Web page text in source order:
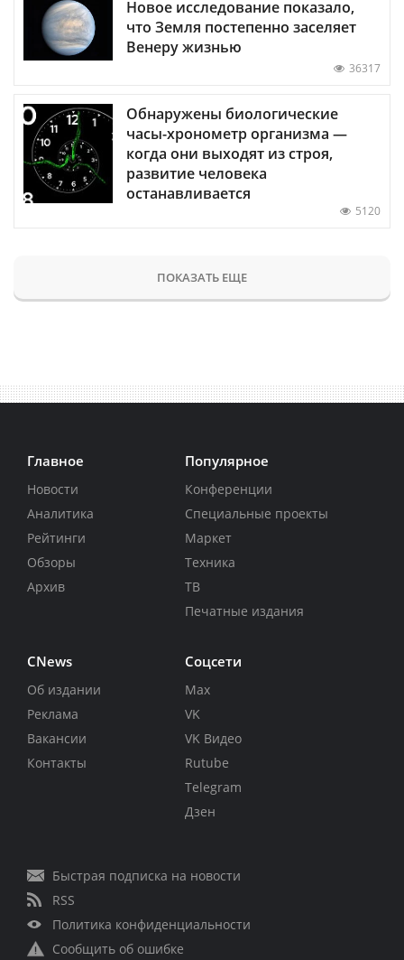
Новое исследование показало,
что Земля постепенно заселяет
Венеру жизнью
36317
Обнаружены биологические
часы-хронометр организма —
когда они выходят из строя,
развитие человека
останавливается
5120
ПОКАЗАТЬ ЕЩЕ
Главное
Новости
Аналитика
Рейтинги
Обзоры
Архив
Популярное
Конференции
Специальные проекты
Маркет
Техника
ТВ
Печатные издания
CNews
Об издании
Реклама
Вакансии
Контакты
Соцсети
Max
VK
VK Видео
Rutube
Telegram
Дзен
Быстрая подписка на новости
RSS
Политика конфиденциальности
Сообщить об ошибке